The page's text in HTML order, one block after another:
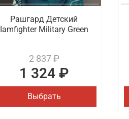
Рашгард Детский
Iamfighter Military Green
2 837 ₽
1 324 ₽
Выбрать